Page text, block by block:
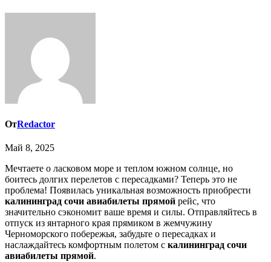
ОтRedactor
Май 8, 2025
Мечтаете о ласковом море и теплом южном солнце, но
боитесь долгих перелетов с пересадками? Теперь это не
проблема! Появилась уникальная возможность приобрести
калининград сочи авиабилеты прямой рейс, что
значительно сэкономит ваше время и силы. Отправляйтесь в
отпуск из янтарного края прямиком в жемчужину
Черноморского побережья, забудьте о пересадках и
наслаждайтесь комфортным полетом с калининград сочи
авиабилеты прямой.